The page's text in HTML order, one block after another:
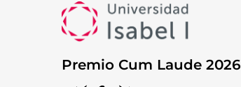
Premio Cum Laude 2026